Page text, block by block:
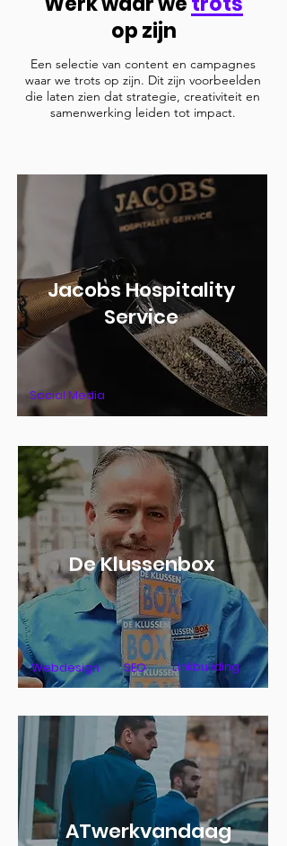
op zijn
Een selectie van content en campagnes
waar we trots op zijn. Dit zijn voorbeelden
die laten zien dat strategie, creativiteit en
samenwerking leiden tot impact.
Jacobs Hospitality
Service
Social Media
De Klussenbox
SEO Linkbuilding
Webdesign
ATwerkvandaag